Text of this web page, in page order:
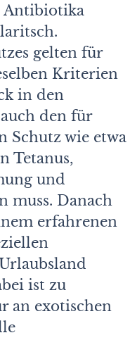
Antibiotika
gelten für
Kriterien
in den
den für
Schutz wie etwa
Tetanus,
und
muss. Danach
erfahrenen
ist zu
an exotischen